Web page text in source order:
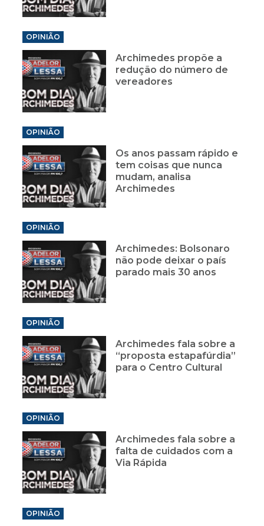
OPINIÃO
Archimedes propõe a
redução do número de
vereadores
OPINIÃO
Os anos passam rápido e
tem coisas que nunca
mudam, analisa
Archimedes
OPINIÃO
Archimedes: Bolsonaro
não pode deixar o país
parado mais 30 anos
OPINIÃO
Archimedes fala sobre a
“proposta estapafúrdia”
para o Centro Cultural
OPINIÃO
Archimedes fala sobre a
falta de cuidados com a
Via Rápida
OPINIÃO